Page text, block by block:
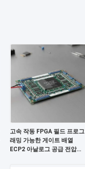
고속 작동 FPGA 필드 프로그
래밍 가능한 게이트 배열
ECP2 아날로그 공급 전압